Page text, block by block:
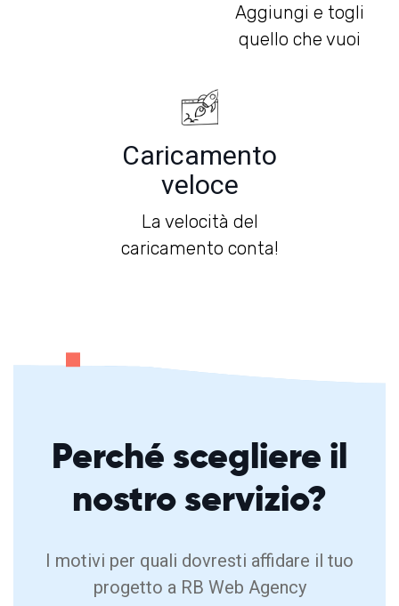
Aggiungi e togli
quello che vuoi
Caricamento
veloce
La velocità del
caricamento conta!
Perchéscegliere il
nostro servizio?
I motivi per quali dovresti affidare il tuo
progetto a RB Web Agency